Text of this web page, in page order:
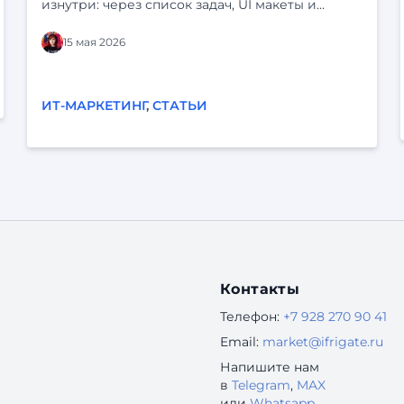
изнутри: через список задач, UI макеты и
логично: кнопки на месте, статусы продуманы,
сценарий «срабатывает». Но у клиента перед
параллельных дел. Он может отвлечься,
Когда продукт строится «от экранов»,
доходят до конца». «Поддержка завалена
15 мая 2026
ИТ-МАРКЕТИНГ,СТАТЬИ
Контакты
Телефон: +7 928 270 90 41
Email: market@ifrigate.ru
Напишите нам
в Telegram, MAX